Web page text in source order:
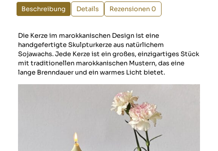
Beschreibung Details Rezensionen 0
Die Kerze im marokkanischen Design ist eine
handgefertigte Skulpturkerze aus natürlichem
Sojawachs. Jede Kerze ist ein großes, einzigartiges Stück
mit traditionellen marokkanischen Mustern, das eine
lange Brenndauer und ein warmes Licht bietet.